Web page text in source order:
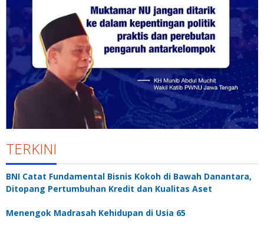
TERKINI
BNI Catat Fundamental Bisnis Kokoh di Bawah Danantara,
Ditopang Pertumbuhan Kredit dan Kualitas Aset
Menengok Madrasah Kehidupan di Usia 65